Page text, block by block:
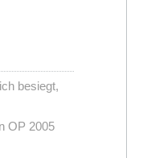
besiegt,
OP 2005